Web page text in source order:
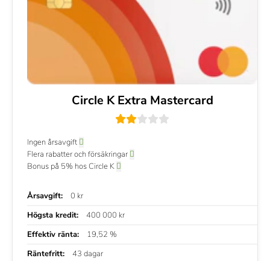
Circle K Extra Mastercard
Ingen årsavgift
Flera rabatter och försäkringar
Bonus på 5% hos Circle K
Årsavgift:
0 kr
Högsta kredit:
400 000 kr
Effektiv ränta:
19,52 %
Räntefritt:
43 dagar